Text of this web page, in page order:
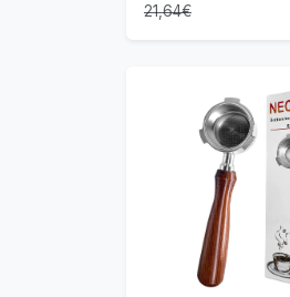
21,64€